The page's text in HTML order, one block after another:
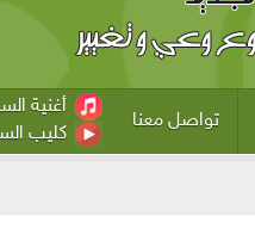
تواصل معنا
أغنية
كليب